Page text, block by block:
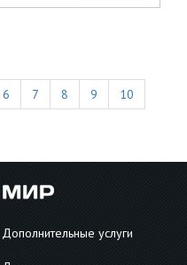
6 7 8 9
10
Дополнительные услуги